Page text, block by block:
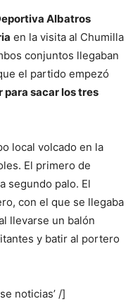
Albatros
en la visita al Chumilla
conjuntos llegaban
el partido empezó
para sacar los tres
local volcado en la
El primero de
segundo palo. El
con el que se llegaba
llevarse un balón
y batir al portero
noticias’ /]